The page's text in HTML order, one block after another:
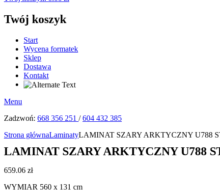
Twój koszyk
Start
Wycena formatek
Sklep
Dostawa
Kontakt
Menu
Zadzwoń: 668 356 251 /604 432 385
Strona głównaLaminatyLAMINAT SZARY ARKTYCZNY U788
LAMINAT SZARY ARKTYCZNY U788
659.06 zł
WYMIAR 560 x 131 cm